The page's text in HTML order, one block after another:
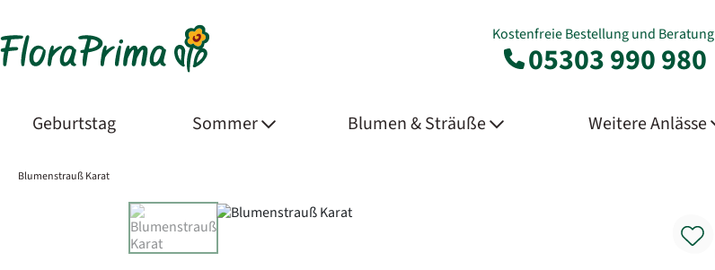
Kostenfreie Bestellung und Beratung
05303 990 980
Geburtstag Sommer Blumen & Sträuße Weitere Anlässe
Blumenstrauß Karat
Product Images